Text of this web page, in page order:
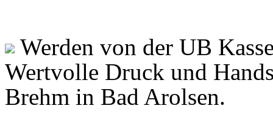
Werden von der UB
Wertvolle Druck und
Brehm in Bad Arolsen.